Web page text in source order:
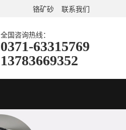
铬矿砂 联系我们
全国咨询热线：
0371-63315769
13783669352